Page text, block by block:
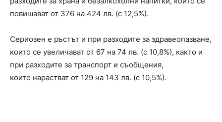
повишават от 376 на 424 лв. (с 12,5%).
Сериозен е ръстът и при разходите за здравеопазване,
които се увеличават от 67 на 74 лв. (с 10,8%), както и
при разходите за транспорт и съобщения,
които нарастват от 129 на 143 лв. (с 10,5%).